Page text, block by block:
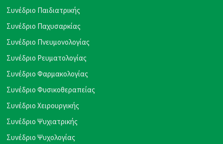
Συνέδριο Παιδιατρικής
Συνέδριο Παχυσαρκίας
Συνέδριο Πνευμονολογίας
Συνέδριο Ρευματολογίας
Συνέδριο Φαρμακολογίας
Συνέδριο Φυσικοθεραπείας
Συνέδριο Χειρουργικής
Συνέδριο Ψυχιατρικής
Συνέδριο Ψυχολογίας